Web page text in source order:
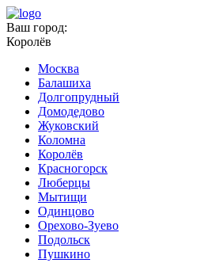
Ваш город:
Королёв
Москва
Балашиха
Долгопрудный
Домодедово
Жуковский
Коломна
Королёв
Красногорск
Люберцы
Мытищи
Одинцово
Орехово-Зуево
Подольск
Пушкино